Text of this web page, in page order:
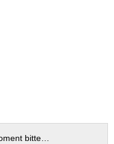
bitte…